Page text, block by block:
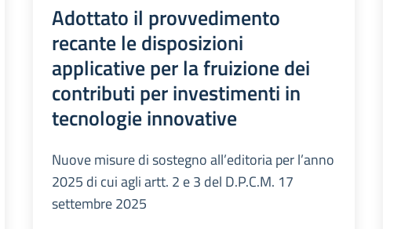
Adottato il provvedimento
recante le disposizioni
applicative per la fruizione dei
contributi per investimenti in
tecnologie innovative
Nuove misure di sostegno all’editoria per l’anno
2025 di cui agli artt. 2 e 3 del D.P.C.M. 17
settembre 2025